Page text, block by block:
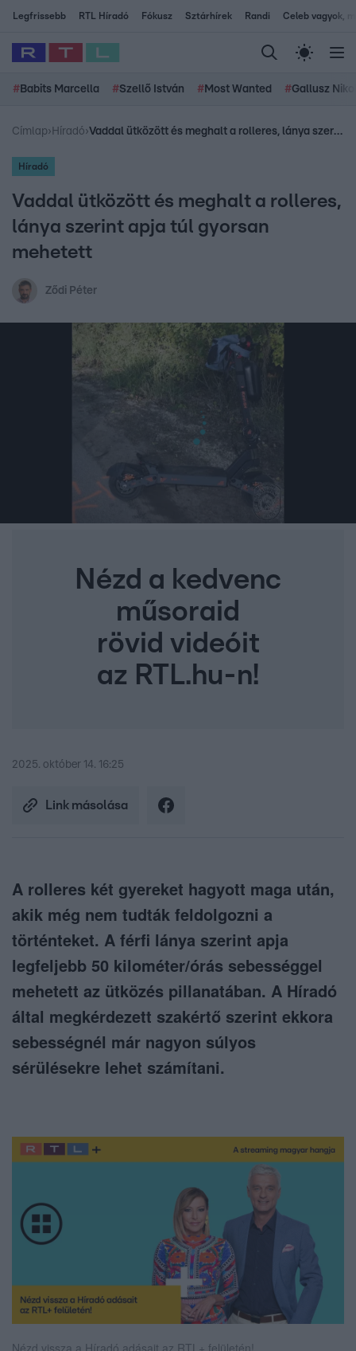
Legfrissebb RTL Híradó Fókusz Sztárhírek Randi Celeb vagyok,
# Babits Marcella #Szellő István # Most Wanted #Gallusz
Címlap› Híradó› Vaddal ütközött és meghalt a rolleres, lánya szerint apja túl gyorsan mehetett
Híradó
Vaddal ütközött és meghalt a rolleres,
lánya szerint apja túl gyorsan
mehetett
Ződi Péter
Nézd a kedvenc
műsoraid
rövid videóit
az RTL.hu-n!
2025. október 14. 16:25
Link másolása
A rolleres két gyereket hagyott maga után,
akik még nem tudták feldolgozni a
történteket. A férfi lánya szerint apja
legfeljebb 50 kilométer/órás sebességgel
mehetett az ütközés pillanatában. A Híradó
által megkérdezett szakértő szerint ekkora
sebességnél már nagyon súlyos
sérülésekre lehet számítani.